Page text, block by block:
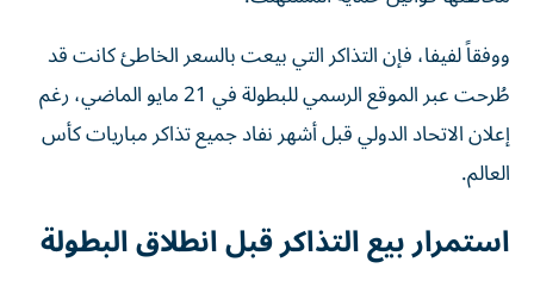
ووفقاً لفيفا، فإن التذاكر التي بيعت بالسعر الخاطئ كانت قد
طُرحت عبر الموقع الرسمي للبطولة في 21 مايو الماضي، رغم
إعلان الاتحاد الدولي قبل أشهر نفاد جميع تذاكر مباريات كأس
العالم.
استمرار بيع التذاكر قبل انطلاق البطولة